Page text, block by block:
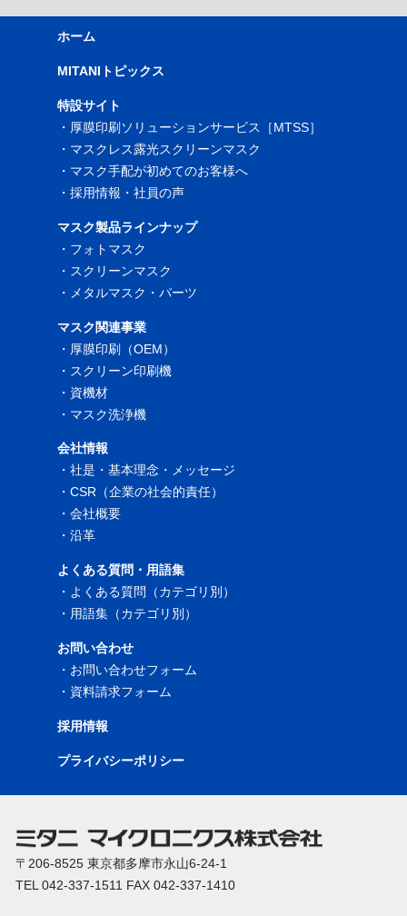
ホーム
MITANIトピックス
特設サイト
・ 厚膜印刷ソリューションサービス［MTSS］
・ マスクレス露光スクリーンマスク
・ マスク手配が初めてのお客様へ
・採用情報・社員の声
マスク製品ラインナップ
・ フォトマスク
・ スクリーンマスク
・ メタルマスク・パーツ
マスク関連事業
・ 厚膜印刷（OEM）
・ スクリーン印刷機
・ 資機材
・ マスク洗浄機
会社情報
・社是・基本理念・メッセージ
・CSR（企業の社会的責任）
・会社概要
・沿革
よくある質問・用語集
・ よくある質問（カテゴリ別）
・ 用語集（カテゴリ別）
お問い合わせ
・ お問い合わせフォーム
・ 資料請求フォーム
採用情報
プライバシーポリシー
〒206-8525 東京都多摩市永山6-24-1
TEL 042-337-1511 FAX 042-337-1410